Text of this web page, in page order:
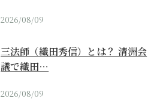
2026/08/09
三法師（織田秀信）とは？ 清洲会
議で織田…
2026/08/09